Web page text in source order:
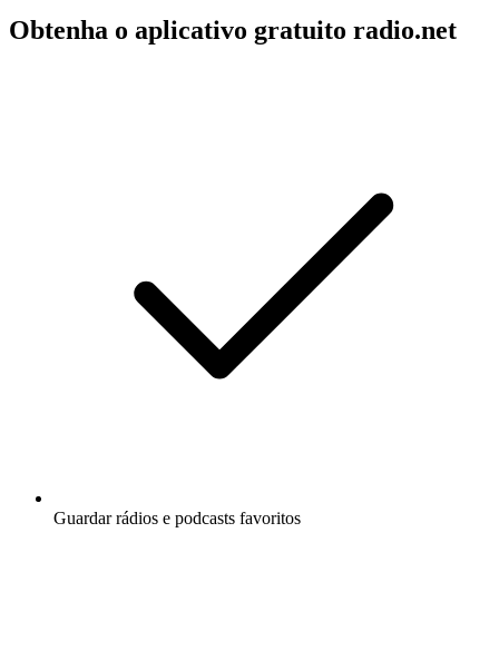
Obtenha o aplicativo gratuito radio.net
Guardar rádios e podcasts favoritos